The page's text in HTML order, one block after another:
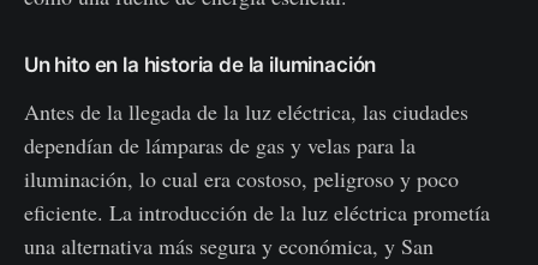
Un hito en la historia de la iluminación
Antes de la llegada de la luz eléctrica, las ciudades
dependían de lámparas de gas y velas para la
iluminación, lo cual era costoso, peligroso y poco
eficiente. La introducción de la luz eléctrica prometía
una alternativa más segura y económica, y San